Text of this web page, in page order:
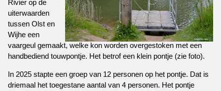
Rivier op de
uiterwaarden
tussen Olst en
Wijhe een
vaargeul gemaakt, welke kon worden overgestoken met een
handbediend touwpontje. Het betrof een klein pontje (zie foto).
In 2025 stapte een groep van 12 personen op het pontje. Dat is
driemaal het toegestane aantal van 4 personen. Het pontje